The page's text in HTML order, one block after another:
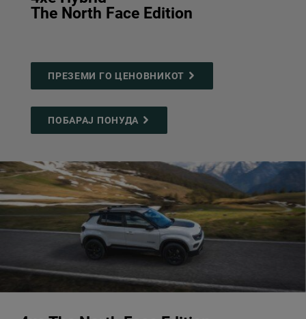
The North Face Edition
ПРЕЗЕМИ ГО ЦЕНОВНИКОТ
ПОБАРАЈ ПОНУДА